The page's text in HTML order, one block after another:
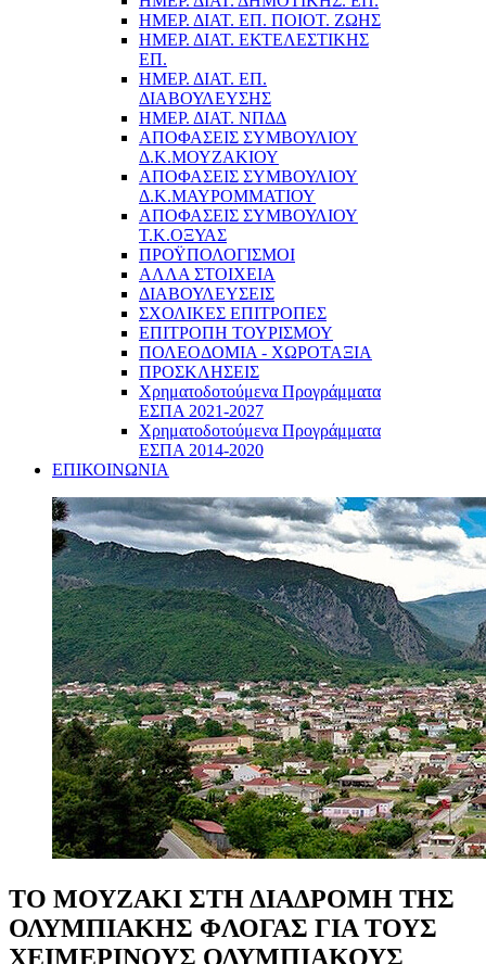
ΗΜΕΡ. ΔΙΑΤ. ΕΠ. ΠΟΙOΤ. ΖΩΗΣ
ΗΜΕΡ. ΔΙΑΤ. ΕΚΤΕΛΕΣΤΙΚΗΣ
ΕΠ.
ΗΜΕΡ. ΔΙΑΤ. ΕΠ.
ΔΙΑΒΟΥΛΕΥΣΗΣ
ΗΜΕΡ. ΔΙΑΤ. ΝΠΔΔ
ΑΠΟΦΑΣΕΙΣ ΣΥΜΒΟΥΛΙΟΥ
Δ.Κ.ΜΟΥΖΑΚΙΟΥ
ΑΠΟΦΑΣΕΙΣ ΣΥΜΒΟΥΛΙΟΥ
Δ.Κ.ΜΑΥΡΟΜΜΑΤΙΟΥ
ΑΠΟΦΑΣΕΙΣ ΣΥΜΒΟΥΛΙΟΥ
Τ.Κ.ΟΞΥΑΣ
ΠΡΟΫΠΟΛΟΓΙΣΜΟΙ
ΑΛΛΑ ΣΤΟΙΧΕΙΑ
ΔΙΑΒΟΥΛΕΥΣΕΙΣ
ΣΧΟΛΙΚΕΣ ΕΠΙΤΡΟΠΕΣ
ΕΠΙΤΡΟΠΗ ΤΟΥΡΙΣΜΟΥ
ΠΟΛΕΟΔΟΜΙΑ - ΧΩΡΟΤΑΞΙΑ
ΠΡΟΣΚΛΗΣΕΙΣ
Χρηματοδοτούμενα Προγράμματα
ΕΣΠΑ 2021-2027
Χρηματοδοτούμενα Προγράμματα
ΕΣΠΑ 2014-2020
ΕΠΙΚΟΙΝΩΝΙΑ
ΤΟ ΜΟΥΖΑΚΙ ΣΤΗΔΙΑΔΡΟΜΗ ΤΗΣ
ΟΛΥΜΠΙΑΚΗΣ ΦΛΟΓΑΣ ΓΙΑ ΤΟΥΣ
ΧΕΙΜΕΡΙΝΟΥΣ ΟΛΥΜΠΙΑΚΟΥΣ